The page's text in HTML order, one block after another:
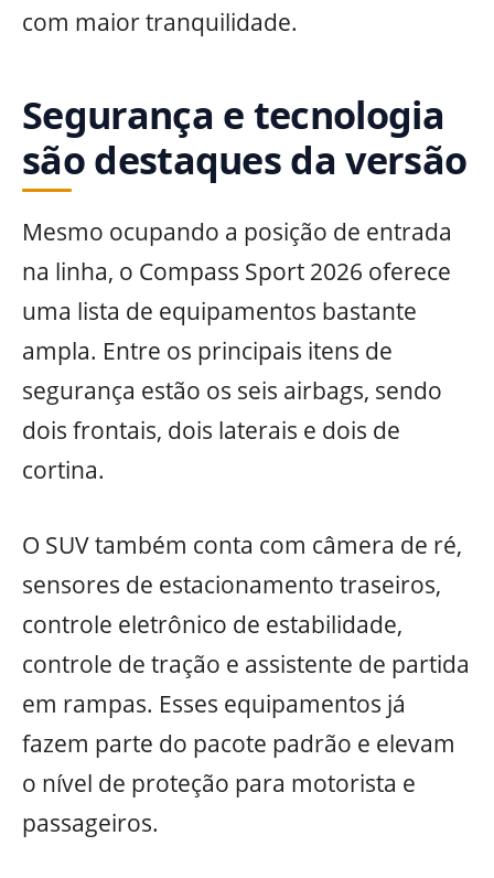
com maior tranquilidade.
Segurança e tecnologia
são destaques da versão
Mesmo ocupando a posição de entrada
na linha, o Compass Sport 2026 oferece
uma lista de equipamentos bastante
ampla. Entre os principais itens de
segurança estão os seis airbags, sendo
dois frontais, dois laterais e dois de
cortina.
O SUV também conta com câmera de ré,
sensores de estacionamento traseiros,
controle eletrônico de estabilidade,
controle de tração e assistente de partida
em rampas. Esses equipamentos já
fazem parte do pacote padrão e elevam
o nível de proteção para motorista e
passageiros.